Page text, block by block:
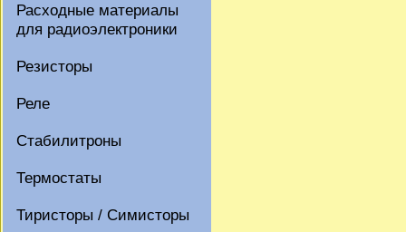
Расходные материалы
для радиоэлектроники
Резисторы
Реле
Стабилитроны
Термостаты
Тиристоры / Симисторы